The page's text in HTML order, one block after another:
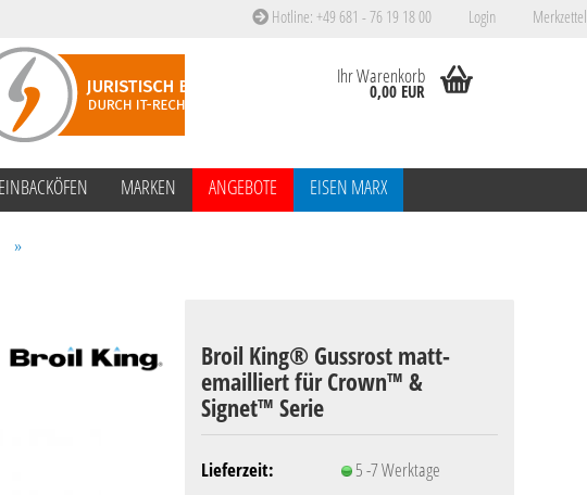
Hotline: +49 681 - 76 19 18 00 Login Merkzettel
Ihr Warenkorb
0,00 EUR
MARKEN ANGEBOTE EISEN MARX
»
Broil King® Gussrost matt-
emailliert für Crown™ &
Signet™ Serie
Lieferzeit: 5 -7 Werktage